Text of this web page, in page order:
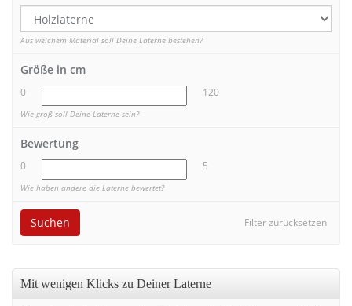
Aus welchem Material soll Deine Laterne bestehen?
Größe in cm
0 120
Wie groß soll Deine Laterne sein?
Bewertung
0 5
Wie haben andere die Laterne bewertet?
Filter zurücksetzen
Suchen
Mit wenigen Klicks zu Deiner Laterne